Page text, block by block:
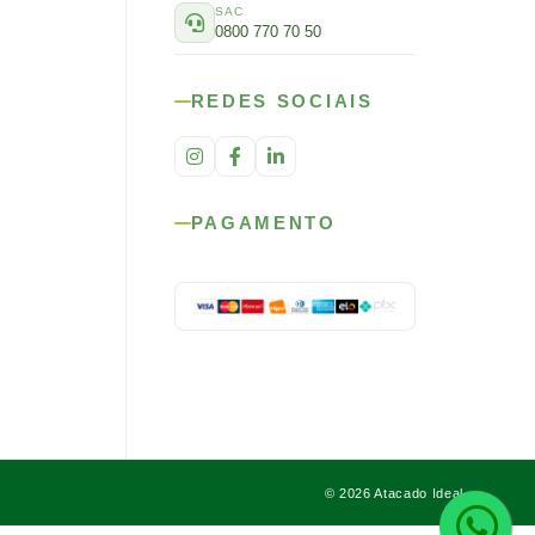
SAC
0800 770 70 50
REDES SOCIAIS
PAGAMENTO
© 2026 Atacado Ideal